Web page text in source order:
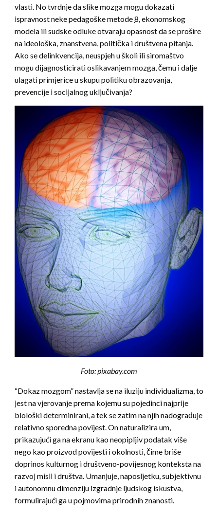
vlasti. No tvrdnje da slike mozga mogu dokazati
ispravnost neke pedagoške metode8,ekonomskog
modela ili sudske odluke otvaraju opasnost da se prošire
na ideološka, znanstvena, politička i društvena pitanja.
Ako se delinkvencija, neuspjeh u školi ili siromaštvo
mogu dijagnosticirati oslikavanjem mozga, čemu i dalje
ulagati primjerice u skupu politiku obrazovanja,
prevencije i socijalnog uključivanja?
Foto: pixabay.com
“Dokaz mozgom” nastavlja se na iluziju individualizma, to
jest na vjerovanje prema kojemu su pojedinci najprije
biološki determinirani, a tek se zatim na njih nadograđuje
relativno sporedna povijest. On naturalizira um,
prikazujući ga na ekranu kao neopipljiv podatak više
nego kao proizvod povijesti i okolnosti, čime briše
doprinos kulturnog i društveno-povijesnog konteksta na
razvoj misli i društva. Umanjuje, naposljetku, subjektivnu
i autonomnu dimenziju izgradnje ljudskog iskustva,
formulirajući ga u pojmovima prirodnih znanosti.